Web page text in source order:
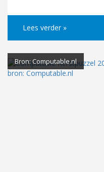
Lees verder »
Bron: Computable.nl